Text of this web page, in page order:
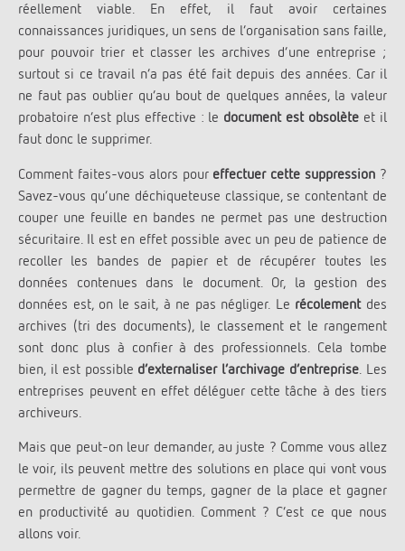
réellement viable. En effet, il faut avoir certaines
connaissances juridiques, un sens de l’organisation sans faille,
pour pouvoir trier et classer les archives d’une entreprise ;
surtout si ce travail n’a pas été fait depuis des années. Car il
ne faut pas oublier qu’au bout de quelques années, la valeur
probatoire n’est plus effective : le document est obsolète et il
faut donc le supprimer.
Comment faites-vous alors pour effectuer cette suppression ?
Savez-vous qu’une déchiqueteuse classique, se contentant de
couper une feuille en bandes ne permet pas une destruction
sécuritaire. Il est en effet possible avec un peu de patience de
recoller les bandes de papier et de récupérer toutes les
données contenues dans le document. Or, la gestion des
données est, on le sait, à ne pas négliger. Le récolementdes
archives (tri des documents), le classement et le rangement
sont donc plus à confier à des professionnels. Cela tombe
bien, il est possible d’externaliser l’archivage d’entreprise . Les
entreprises peuvent en effet déléguer cette tâche à des tiers
archiveurs.
Mais que peut-on leur demander, au juste ? Comme vous allez
le voir, ils peuvent mettre des solutions en place qui vont vous
permettre de gagner du temps, gagner de la place et gagner
en productivité au quotidien. Comment ? C’est ce que nous
allons voir.